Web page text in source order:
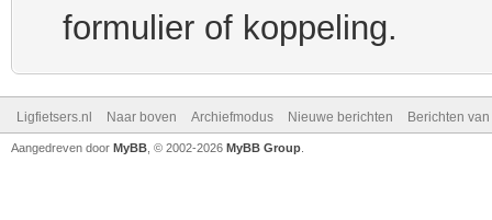
formulier of koppeling.
Ligfietsers.nl Naar boven Archiefmodus Nieuwe berichten Berichten
Aangedreven door MyBB , © 2002-2026 MyBB Group